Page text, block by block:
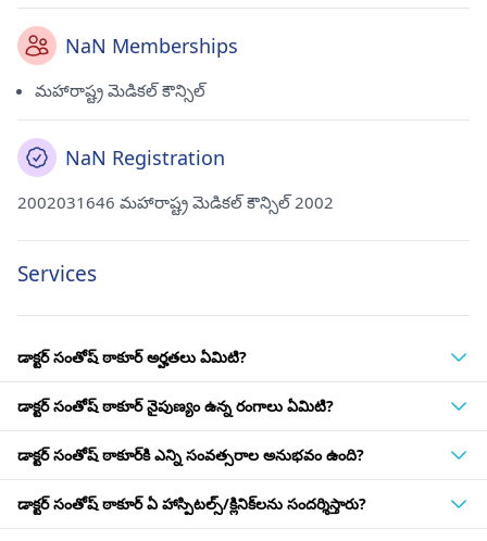
NaN Memberships
మహారాష్ట్ర మెడికల్ కౌన్సిల్
NaN Registration
2002031646 మహారాష్ట్ర మెడికల్ కౌన్సిల్ 2002
Services
డాక్టర్ సంతోష్ ఠాకూర్ అర్హతలు ఏమిటి?
డాక్టర్ సంతోష్ ఠాకూర్ నైపుణ్యం ఉన్న రంగాలు ఏమిటి?
డాక్టర్ సంతోష్ ఠాకూర్‌కి ఎన్ని సంవత్సరాల అనుభవం ఉంది?
డాక్టర్ సంతోష్ ఠాకూర్ ఏ హాస్పిటల్స్/క్లినిక్‌లను సందర్శిస్తారు?